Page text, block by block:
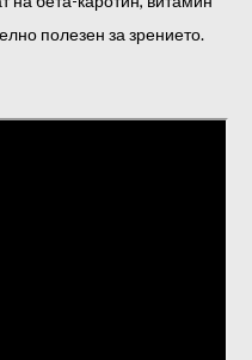
полезен за зрението.